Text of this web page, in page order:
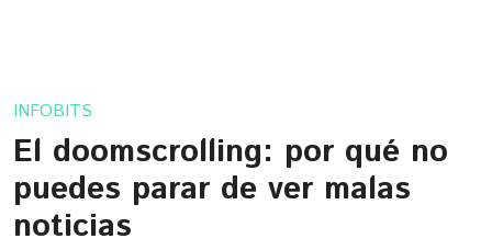
INFOBITS
El doomscrolling: por qué no
puedes parar de ver malas
noticias